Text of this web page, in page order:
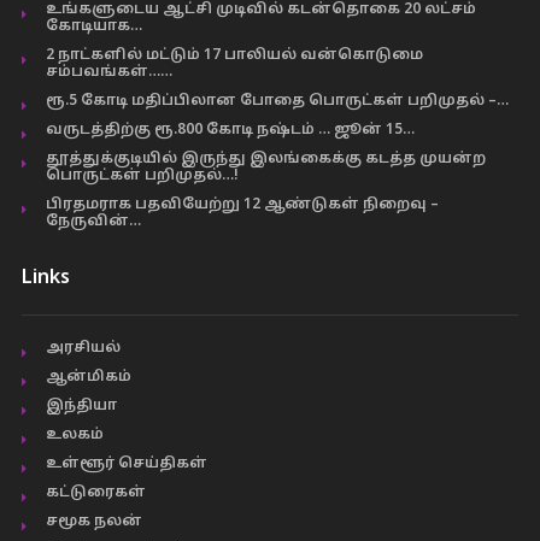
உங்களுடைய ஆட்சி முடிவில் கடன்தொகை 20 லட்சம்
கோடியாக…
2 நாட்களில் மட்டும் 17 பாலியல் வன்கொடுமை
சம்பவங்கள்……
ரூ.5 கோடி மதிப்பிலான போதை பொருட்கள் பறிமுதல் –…
வருடத்திற்கு ரூ.800 கோடி நஷ்டம் … ஜூன் 15…
தூத்துக்குடியில் இருந்து இலங்கைக்கு கடத்த முயன்ற
பொருட்கள் பறிமுதல்…!
பிரதமராக பதவியேற்று 12 ஆண்டுகள் நிறைவு –
நேருவின்…
Links
அரசியல்
ஆன்மிகம்
இந்தியா
உலகம்
உள்ளூர் செய்திகள்
கட்டுரைகள்
சமூக நலன்